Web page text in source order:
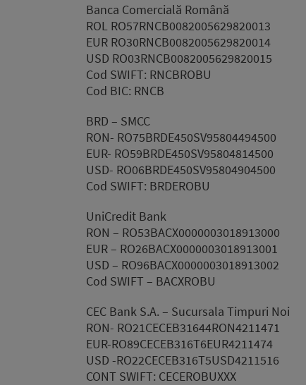
Banca Comercială Română
ROL RO57RNCB0082005629820013
EUR RO30RNCB0082005629820014
USD RO03RNCB0082005629820015
Cod SWIFT: RNCBROBU
Cod BIC: RNCB
BRD – SMCC
RON- RO75BRDE450SV95804494500
EUR- RO59BRDE450SV95804814500
USD- RO06BRDE450SV95804904500
Cod SWIFT: BRDEROBU
UniCredit Bank
RON – RO53BACX0000003018913000
EUR – RO26BACX0000003018913001
USD – RO96BACX0000003018913002
Cod SWIFT – BACXROBU
CEC Bank S.A. – Sucursala Timpuri Noi
RON- RO21CECEB31644RON4211471
EUR-RO89CECEB316T6EUR4211474
USD -RO22CECEB316T5USD4211516
CONT SWIFT: CECEROBUXXX